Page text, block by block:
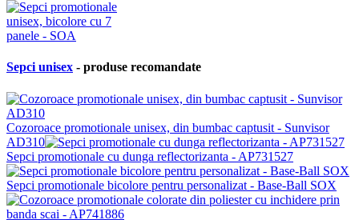
Sepci unisex - produse recomandate
Cozoroace promotionale unisex, din bumbac captusit - Sunvisor
AD310
Sepci promotionale cu dunga reflectorizanta - AP731527
Sepci promotionale bicolore pentru personalizat - Base-Ball SOX